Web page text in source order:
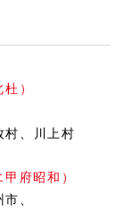
）
村 川上村
府昭和）
市